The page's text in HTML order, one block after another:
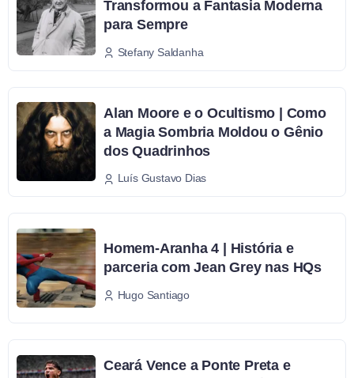
Transformou a Fantasia Moderna
para Sempre
Stefany Saldanha
Alan Moore e o Ocultismo | Como
a Magia Sombria Moldou o Gênio
dos Quadrinhos
Luís Gustavo Dias
Homem-Aranha 4 | História e
parceria com Jean Grey nas HQs
Hugo Santiago
Ceará Vence a Ponte Preta e